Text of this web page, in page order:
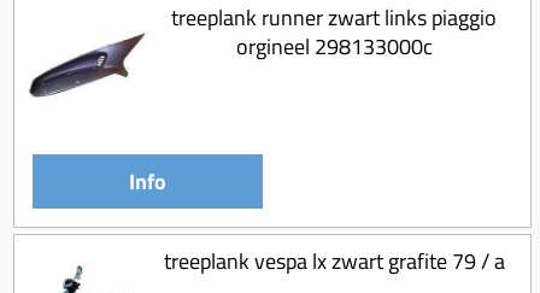
treeplank runner zwart links piaggio
orgineel 298133000c
Info
treeplank vespa lx zwart grafite 79 / a